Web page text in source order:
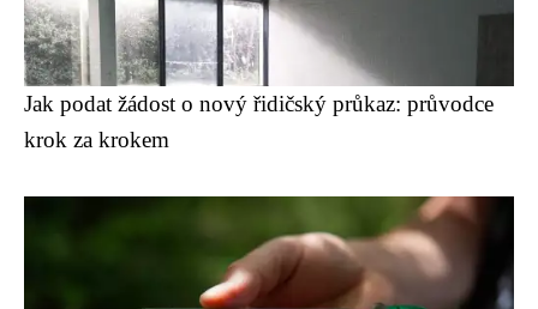
Jak podat žádost o nový řidičský průkaz: průvodce
krok za krokem